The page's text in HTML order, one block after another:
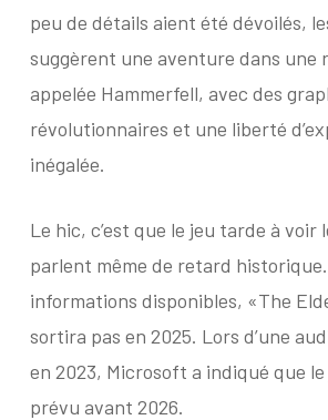
peu de détails aient été dévoilés,
suggèrent une aventure dans une
appelée Hammerfell, avec des
révolutionnaires et une liberté
inégalée.
Le hic, c’est que le jeu tarde à voir
parlent même de retard historique.
informations disponibles, «The
sortira pas en 2025. Lors d’une
en 2023, Microsoft a indiqué que le
prévu avant 2026.